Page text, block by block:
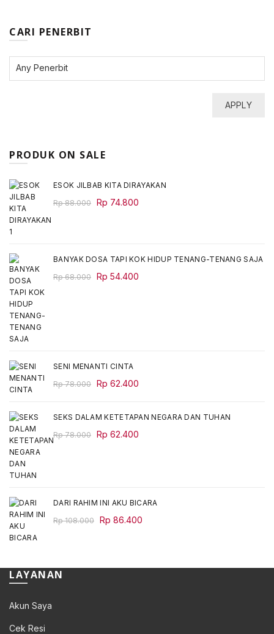
CARI PENERBIT
APPLY
PRODUK ON SALE
ESOK JILBAB KITA DIRAYAKAN
Rp88.000 Original
Rp 74.800
BANYAK DOSA TAPI KOK HIDUP TENANG-TENANG SAJA
Rp68.000 Original
Rp 54.400
SENI MENANTI CINTA
Rp78.000 Original
Rp 78.000.
Rp 62.400
Rp 62.400.
SEKS DALAM KETETAPAN NEGARA DAN TUHAN
Rp78.000 Original
Rp 62.400
DARI RAHIM INI AKU BICARA
Rp108.000 Original
Rp 86.400
LAYANAN
Akun Saya
Cek Resi